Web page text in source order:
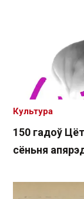
150 гадоў
сёньня
Культура